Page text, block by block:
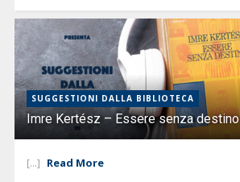
SUGGESTIONI DALLA BIBLIOTECA
Imre Kertész – Essere senza destino
[...] Read More